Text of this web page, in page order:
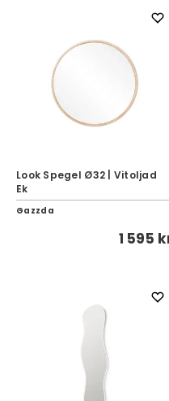
Look Spegel Ø32 | Vitoljad
Ek
Gazzda
1 595